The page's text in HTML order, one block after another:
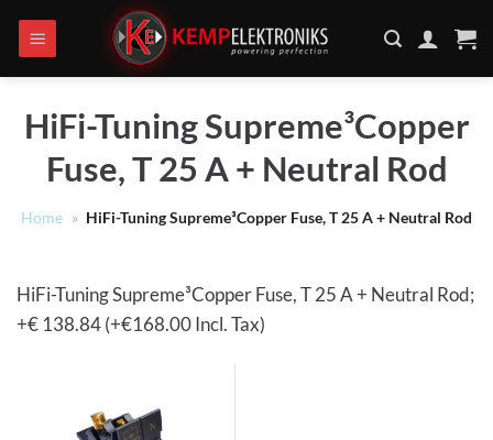
naar
inhoud
HiFi-Tuning Supreme³Copper
Fuse, T 25 A + Neutral Rod
Home » HiFi-Tuning Supreme³Copper Fuse, T 25 A + Neutral Rod
HiFi-Tuning Supreme³Copper Fuse, T 25 A + Neutral Rod;
+€ 138.84 (+€168.00 Incl. Tax)